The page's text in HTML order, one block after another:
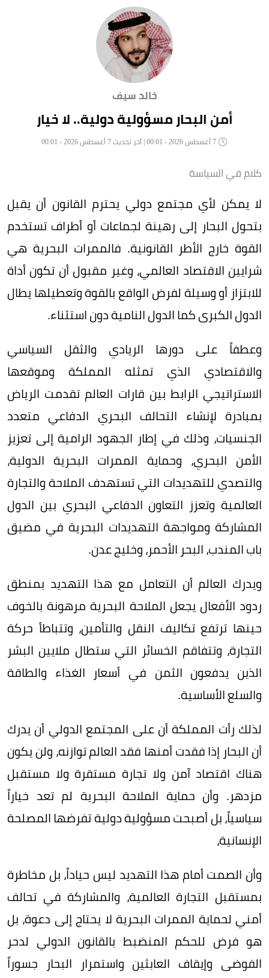
خالد سيف
أمن البحار مسؤولية دولية.. لا خيار
كلام في السياسة
لا يمكن لأي مجتمع دولي يحترم القانون أن يقبل
بتحول البحار إلى رهينة لجماعات أو أطراف تستخدم
القوة خارج الأطر القانونية. فالممرات البحرية هي
شرايين الاقتصاد العالمي، وغير مقبول أن تكون أداة
للابتزاز أو وسيلة لفرض الواقع بالقوة وتعطيلها يطال
الدول الكبرى كما الدول النامية دون استثناء.
وعطفاً على دورها الريادي والثقل السياسي
والاقتصادي الذي تمثله المملكة وموقعها
الاستراتيجي الرابط بين قارات العالم تقدمت الرياض
بمبادرة لإنشاء التحالف البحري الدفاعي متعدد
الجنسيات، وذلك في إطار الجهود الرامية إلى تعزيز
الأمن البحري، وحماية الممرات البحرية الدولية،
والتصدي للتهديدات التي تستهدف الملاحة والتجارة
العالمية وتعزز التعاون الدفاعي البحري بين الدول
المشاركة ومواجهة التهديدات البحرية في مضيق
باب المندب، البحر الأحمر، وخليج عدن.
ويدرك العالم أن التعامل مع هذا التهديد بمنطق
ردود الأفعال يجعل الملاحة البحرية مرهونة بالخوف
حينها ترتفع تكاليف النقل والتأمين، وتتباطأ حركة
التجارة، وتتفاقم الخسائر التي ستطال ملايين البشر
الذين يدفعون الثمن في أسعار الغذاء والطاقة
والسلع الأساسية.
لذلك رأت المملكة أن على المجتمع الدولي أن يدرك
أن البحار إذا فقدت أمنها فقد العالم توازنه، ولن يكون
هناك اقتصاد آمن ولا تجارة مستقرة ولا مستقبل
مزدهر. وأن حماية الملاحة البحرية لم تعد خياراً
سياسياً، بل أصبحت مسؤولية دولية تفرضها المصلحة
الإنسانية،
وأن الصمت أمام هذا التهديد ليس حياداً، بل مخاطرة
بمستقبل التجارة العالمية، والمشاركة في تحالف
أمني لحماية الممرات البحرية لا يحتاج إلى دعوة، بل
هو فرض للحكم المنضبط بالقانون الدولي لدحر
الفوضى وإيقاف العابثين واستمرار البحار جسوراً